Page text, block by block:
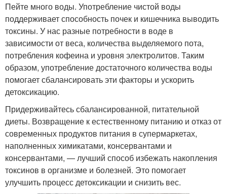
Пейте много воды. Употребление чистой воды
поддерживает способность почек и кишечника выводить
токсины. У нас разные потребности в воде в
зависимости от веса, количества выделяемого пота,
потребления кофеина и уровня электролитов. Таким
образом, употребление достаточного количества воды
помогает сбалансировать эти факторы и ускорить
детоксикацию.
Придерживайтесь сбалансированной, питательной
диеты. Возвращение к естественному питанию и отказ от
современных продуктов питания в супермаркетах,
наполненных химикатами, консервантами и
консервантами, — лучший способ избежать накопления
токсинов в организме и болезней. Это помогает
улучшить процесс детоксикации и снизить вес.